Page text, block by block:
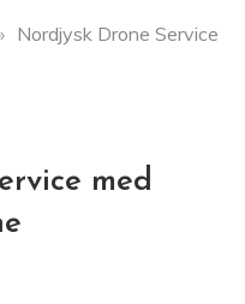
Nordjysk Drone Service
med